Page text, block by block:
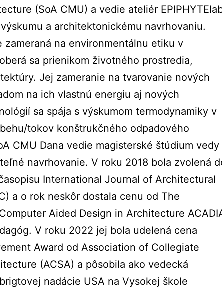
(SoA CMU) a vedie ateliér
a architektonickému navrhovaniu.
zameraná na environmentálnu etiku v
sa prienikom životného prostredia,
Jej zameranie na tvarovanie nových
na ich vlastnú energiu aj nových
sa spája s výskumom termodynamiky v
tokov konštrukčného odpadového
CMU Dana vedie magisterské štúdium vedy
navrhovanie. V roku 2018 bola zvolená
International Journal of Architectural
a o rok neskôr dostala cenu od The
Aided Design in Architecture
V roku 2022 jej bola udelená cena
Award od Association of Collegiate
(ACSA) a pôsobila ako vedecká
nadácie USA na Vysokej škole